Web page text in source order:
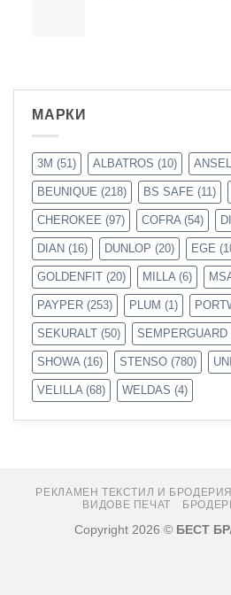
МАРКИ
3M (51) ALBATROS (10)
BEUNIQUE (218) BS SAFE (11)
CHEROKEE (97) COFRA(54)
DIAN (16) DUNLOP (20) EGE
GOLDENFIT (20) MILLA(6)
PAYPER (253) PLUM (1)
SEKURALT (50) SEMPERGUARD
SHOWA(16) STENSO (780)
VELILLA(68) WELDAS (4)
РЕКЛАМЕН ТЕКСТИЛ И БРОДЕРИЯ
ВИДОВЕ ПЕЧАТ
Copyright 2026 © БЕСТ